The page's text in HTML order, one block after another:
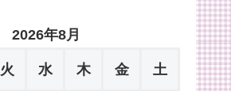
2026年8月
火 水 木 金 土